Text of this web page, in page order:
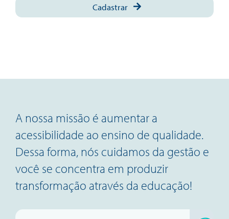
Cadastrar
A nossa missão é aumentar a
acessibilidade ao ensino de qualidade.
Dessa forma, nós cuidamos da gestão e
você se concentra em produzir
transformação através da educação!